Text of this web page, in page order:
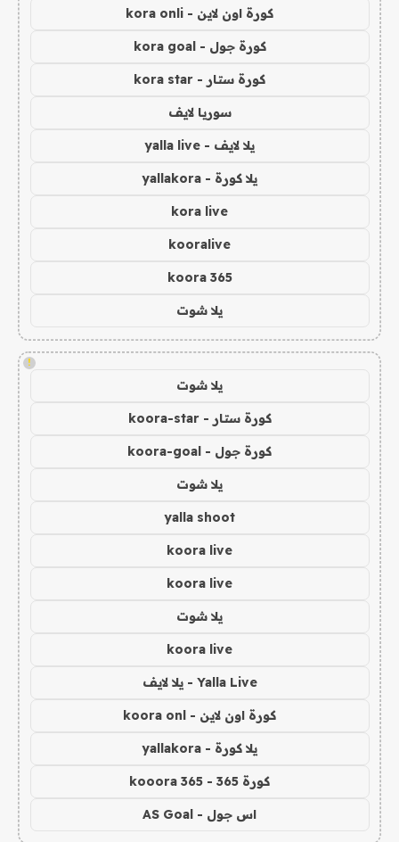
كورة اون لاين - kora onli
كورة جول - kora goal
كورة ستار - kora star
سوريا لايف
يلا لايف - yalla live
يلا كورة - yallakora
kora live
kooralive
koora 365
يلا شوت
!
يلا شوت
كورة ستار - koora-star
كورة جول - koora-goal
يلا شوت
yalla shoot
koora live
koora live
يلا شوت
koora live
Yalla Live - يلا لايف
كورة اون لاين - koora onl
يلا كورة - yallakora
كورة 365 - kooora 365
اس جول - AS Goal